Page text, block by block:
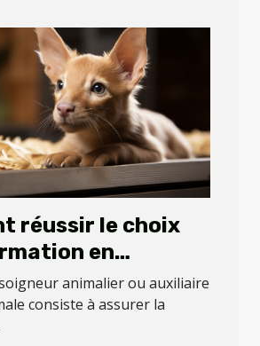
réussir le choix
en
animalier ou
de santé
animalier ou auxiliaire
consiste à assurer la